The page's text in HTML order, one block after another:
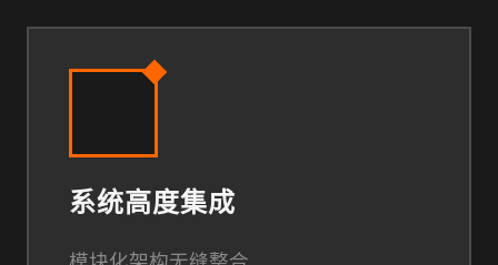
系统高度集成